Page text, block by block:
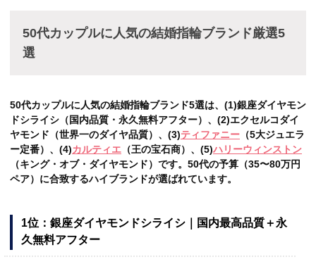
50代カップルに人気の結婚指輪ブランド厳選5
選
50代カップルに人気の結婚指輪ブランド5選は、(1)銀座ダイヤモン
ドシライシ（国内品質・永久無料アフター）、(2)エクセルコダイ
ヤモンド（世界一のダイヤ品質）、(3)ティファニー （5大ジュエラ
ー定番）、(4)カルティエ （王の宝石商）、(5)ハリーウィンストン
（キング・オブ・ダイヤモンド）です。50代の予算（35〜80万円
ペア）に合致するハイブランドが選ばれています。
1位：銀座ダイヤモンドシライシ｜国内最高品質＋永
久無料アフター